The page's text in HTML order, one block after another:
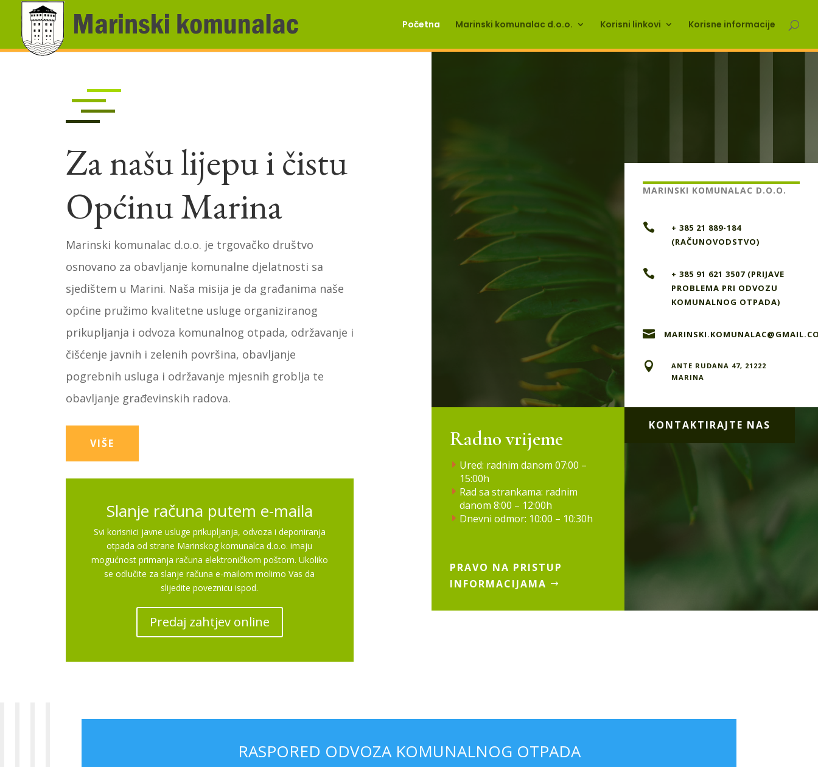
Početna Marinski komunalac d.o.o. Korisni linkovi Korisne informacije
Za našu lijepu i čistu
Općinu Marina
Marinski komunalac d.o.o. je trgovačko društvo
osnovano za obavljanje komunalne djelatnosti sa
sjedištem u Marini. Naša misija je da građanima naše
općine pružimo kvalitetne usluge organiziranog
prikupljanja i odvoza komunalnog otpada, održavanje i
čišćenje javnih i zelenih površina, obavljanje
pogrebnih usluga i održavanje mjesnih groblja te
obavljanje građevinskih radova.
VIŠE
Slanje računa putem e-maila
Svi korisnici javne usluge prikupljanja, odvoza i deponiranja
otpada od strane Marinskog komunalca d.o.o. imaju
mogućnost primanja računa elektroničkom poštom. Ukoliko
se odlučite za slanje računa e-mailom molimo Vas da
slijedite poveznicu ispod.
Predaj zahtjev online
MARINSKI KOMUNALAC D.O.O.

+ 385 21 889-184
(RAČUNOVODSTVO)

+ 385 91 621 3507 (PRIJAVE
PROBLEMA PRI ODVOZU
KOMUNALNOG OTPADA)


ANTE RUDANA 47, 21222
MARINA
Radno vrijeme
Ured: radnim danom 07:00 –
15:00h
Rad sa strankama: radnim
danom 8:00 – 12:00h
Dnevni odmor: 10:00 – 10:30h
PRAVO NA PRISTUP
INFORMACIJAMA
KONTAKTIRAJTE NAS
RASPORED ODVOZA KOMUNALNOG OTPADA